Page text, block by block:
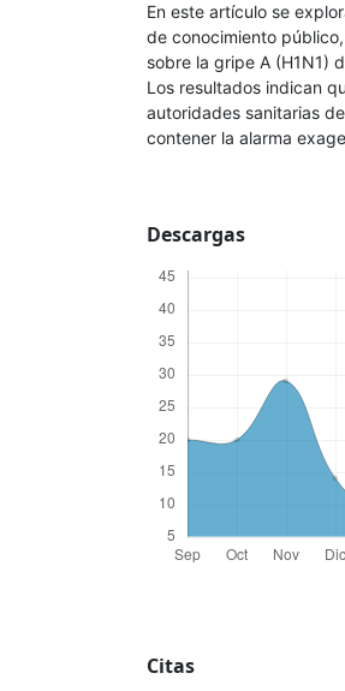
En este artículo se
de conocimiento
sobre la gripe A (H1N1)
Los resultados indican
autoridades sanitarias
contener la alarma
Descargas
Citas